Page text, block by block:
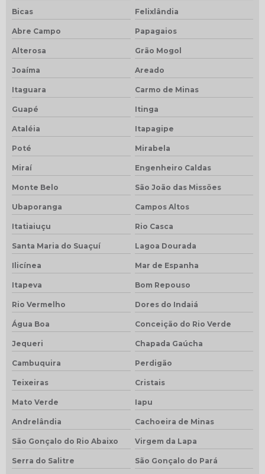
Bicas Felixlândia
Abre Campo Papagaios
Alterosa Grão Mogol
Joaíma Areado
Itaguara Carmo de Minas
Guapé Itinga
Ataléia Itapagipe
Poté Mirabela
Miraí Engenheiro Caldas
Monte Belo São João das Missões
Ubaporanga Campos Altos
Itatiaiuçu Rio Casca
Santa Maria do Suaçuí Lagoa Dourada
Ilicínea Mar de Espanha
Itapeva Bom Repouso
Rio Vermelho Dores do Indaiá
Água Boa Conceição do Rio Verde
Jequeri Chapada Gaúcha
Cambuquira Perdigão
Teixeiras Cristais
Mato Verde Iapu
Andrelândia Cachoeira de Minas
São Gonçalo do Rio Abaixo Virgem da Lapa
Serra do Salitre São Gonçalo do Pará